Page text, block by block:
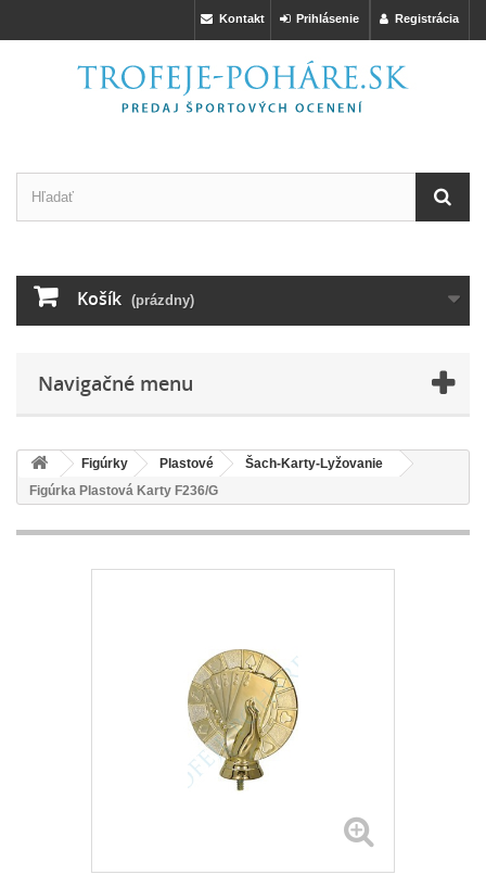
Registrácia
Prihlásenie
Kontakt
Košík (prázdny)
Navigačné menu
Figúrky Plastové
Šach-Karty-Lyžovanie
Figúrka Plastová Karty F236/G